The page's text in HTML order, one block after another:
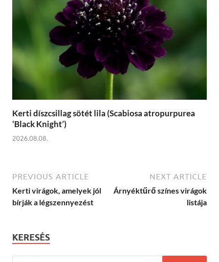
Kerti díszcsillag sötét lila (Scabiosa atropurpurea
‘Black Knight’)
2026.08.08.
PREVIOUS ARTICLE
Kerti virágok, amelyek jól
bírják a légszennyezést
NEXT ARTICLE
Árnyéktűrő színes virágok
listája
KERESÉS